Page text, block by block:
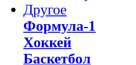
Другое
Формула-1
Хоккей
Баскетбол